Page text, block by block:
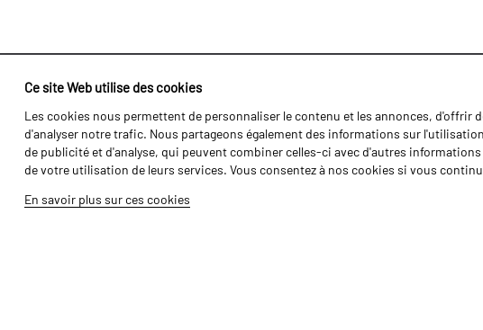
Ce site Web utilise des cookies
Les cookies nous permettent de personnaliser le contenu et les annonces, d'offrir
d'analyser notre trafic. Nous partageons également des informations sur
de publicité et d'analyse, qui peuvent combiner celles-ci avec d'autres
de votre utilisation de leurs services. Vous consentez à nos cookies si vous
En savoir plus sur ces cookies
Identité
Histoire
Usine / Production
Ressources Humaines
Agriculture
Transports
Gamme Forét